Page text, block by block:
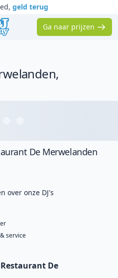
geld terug
Ga naar prijzen
,
De Merwelanden
over onze DJ's
service
De